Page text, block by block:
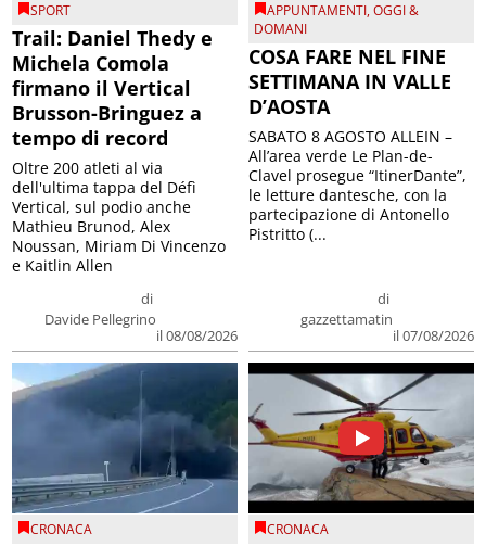
SPORT
Trail: Daniel Thedy e
Michela Comola
firmano il Vertical
Brusson-Bringuez a
tempo di record
di
Davide Pellegrino
il 08/08/2026
Oltre 200 atleti al via
dell'ultima tappa del Défì
Vertical, sul podio anche
Mathieu Brunod, Alex
Noussan, Miriam Di Vincenzo
e Kaitlin Allen
APPUNTAMENTI,OGGI &
DOMANI
COSA FARE NEL FINE
SETTIMANA IN VALLE
D’AOSTA
di
gazzettamatin
il 07/08/2026
SABATO 8 AGOSTO ALLEIN –
All’area verde Le Plan-de-
Clavel prosegue “ItinerDante”,
le letture dantesche, con la
partecipazione di Antonello
Pistritto (...
CRONACA CRONACA